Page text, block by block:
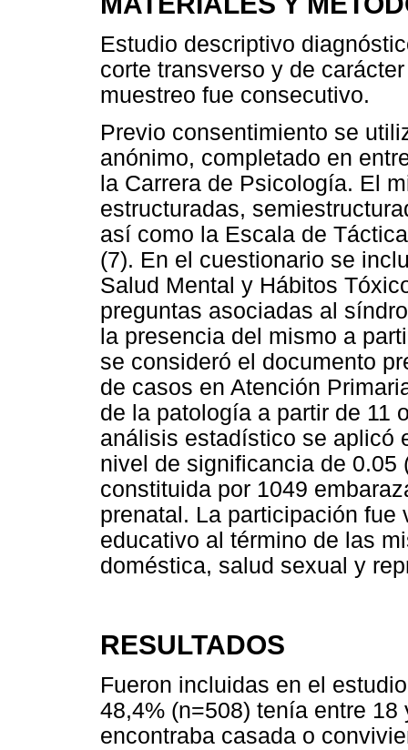
Estudio descriptivo
corte transverso y de
muestreo fue consecutivo.
Previo consentimiento se
anónimo, completado en
la Carrera de Psicología. El
estructuradas,
así como la Escala de
(7). En el cuestionario se
Salud Mental y Hábitos
preguntas asociadas al
la presencia del mismo a
se consideró el documento
de casos en Atención
de la patología a partir de 11
análisis estadístico se aplicó
nivel de significancia de 0.05
constituida por 1049
prenatal. La participación
educativo al término de las
doméstica, salud sexual y
RESULTADOS
Fueron incluidas en el
48,4% (n=508) tenía entre
encontraba casada o